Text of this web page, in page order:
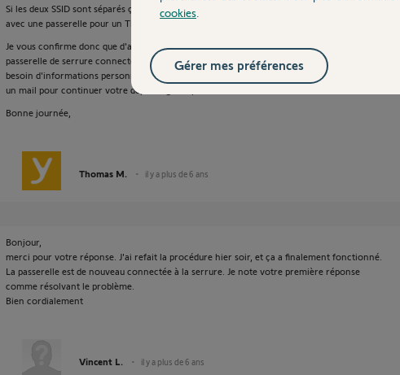
Si les deux SSID sont séparés ça ne posera pas de problème, surtout si vous avez réussi
avec une passerelle pour un Thermostat qui utilise la même carte WiFi.
Je vous confirme donc que d'après ce que vous nous indiquez, il semblerait que votre
passerelle de serrure connectée soit défectueuse. Afin de gérer votre SAV, je vais avoir
besoin d'informations personnelles et c'est pour cette raison que je viens de vous envoyer
un mail pour continuer votre dépannage en privé.
Bonne journée,
Thomas M. il y a plus de 6 ans
Bonjour,
merci pour votre réponse. J'ai refait la procédure hier soir, et ça a finalement fonctionné.
La passerelle est de nouveau connectée à la serrure. Je note votre première réponse
comme résolvant le problème.
Bien cordialement
Vincent L. il y a plus de 6 ans
cookies
Gérer mes préférences